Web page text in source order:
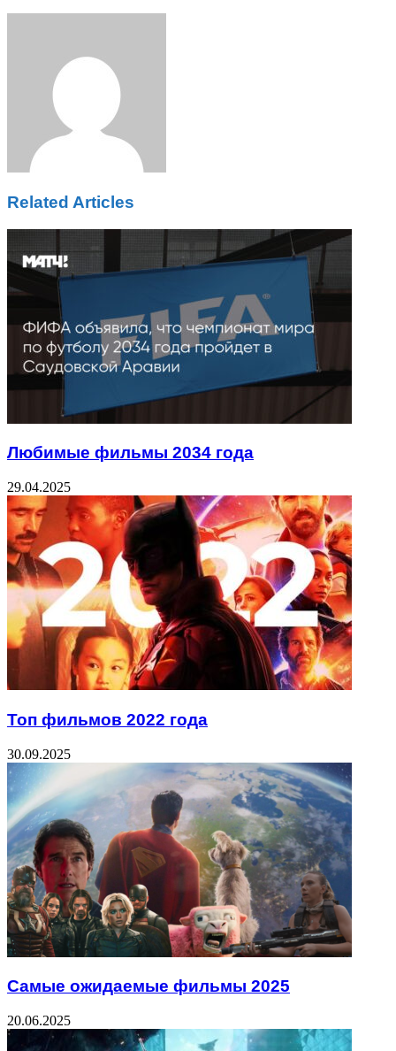
Related Articles
Любимые фильмы 2034 года
29.04.2025
Топ фильмов 2022 года
30.09.2025
Самые ожидаемые фильмы 2025
20.06.2025